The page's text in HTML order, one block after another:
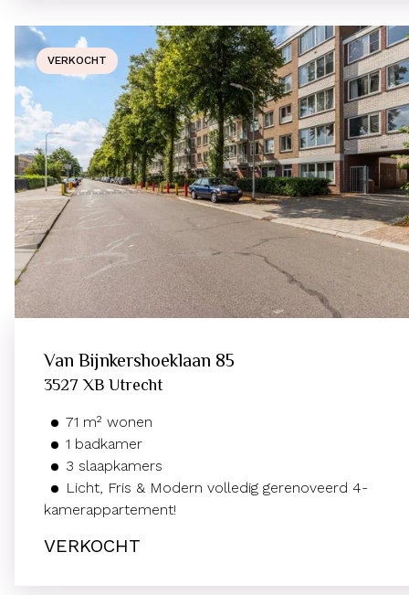
VERKOCHT
Van Bijnkershoeklaan 85
3527 XB Utrecht
71 m² wonen
1 badkamer
3 slaapkamers
Licht, Fris & Modern volledig gerenoveerd 4-
kamerappartement!
VERKOCHT